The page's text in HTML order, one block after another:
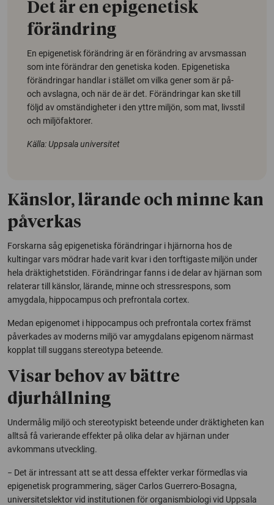
Det är en epigenetisk
förändring
En epigenetisk förändring är en förändring av arvsmassan
som inte förändrar den genetiska koden. Epigenetiska
förändringar handlar i stället om vilka gener som är på-
och avslagna, och när de är det. Förändringar kan ske till
följd av omständigheter i den yttre miljön, som mat, livsstil
och miljöfaktorer.
Källa: Uppsala universitet
Känslor, lärande och minne kan
påverkas
Forskarna såg epigenetiska förändringar i hjärnorna hos de
kultingar vars mödrar hade varit kvar i den torftigaste miljön under
hela dräktighetstiden. Förändringar fanns i de delar av hjärnan som
relaterar till känslor, lärande, minne och stressrespons, som
amygdala, hippocampus och prefrontala cortex.
Medan epigenomet i hippocampus och prefrontala cortex främst
påverkades av moderns miljö var amygdalans epigenom närmast
kopplat till suggans stereotypa beteende.
Visar behov av bättre
djurhållning
Undermålig miljö och stereotypiskt beteende under dräktigheten kan
alltså få varierande effekter på olika delar av hjärnan under
avkommans utveckling.
− Det är intressant att se att dessa effekter verkar förmedlas via
epigenetisk programmering, säger Carlos Guerrero-Bosagna,
universitetslektor vid institutionen för organismbiologi vid Uppsala